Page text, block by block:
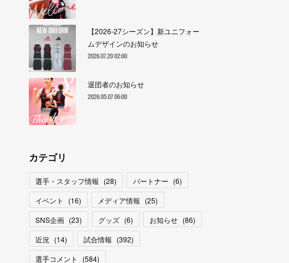
【2026-27シーズン】新ユニフォー
ムデザインのお知らせ
2026.07.20 02:00
退団者のお知らせ
2026.05.07 06:00
カテゴリ
選手・スタッフ情報 (28) パートナー (6)
イベント
(16) メディア情報 (25)
SNS企画 (23) グッズ (6) お知らせ (86)
近況
(14) 試合情報 (392)
選手コメント
(584)